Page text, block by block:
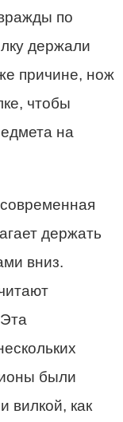
по
держали
причине, нож
чтобы
на
держать
вниз.
были
вилкой, как